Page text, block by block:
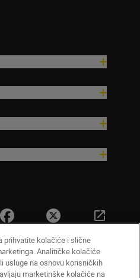
prihvatite kolačiće i slične
Analitičke kolačiće
usluge na osnovu korisničkih
marketinške kolačiće na